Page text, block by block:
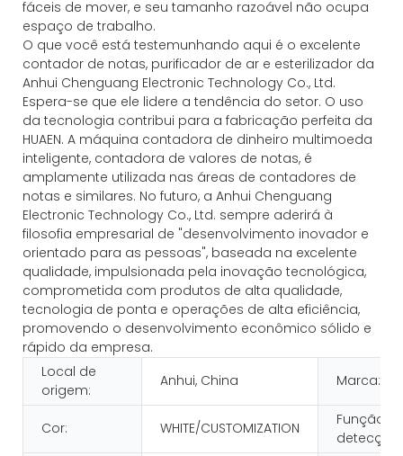
fáceis de mover, e seu tamanho razoável não ocupa
espaço de trabalho.
O que você está testemunhando aqui é o excelente
contador de notas, purificador de ar e esterilizador da
Anhui Chenguang Electronic Technology Co., Ltd.
Espera-se que ele lidere a tendência do setor. O uso
da tecnologia contribui para a fabricação perfeita da
HUAEN. A máquina contadora de dinheiro multimoeda
inteligente, contadora de valores de notas, é
amplamente utilizada nas áreas de contadores de
notas e similares. No futuro, a Anhui Chenguang
Electronic Technology Co., Ltd. sempre aderirá à
filosofia empresarial de "desenvolvimento inovador e
orientado para as pessoas", baseada na excelente
qualidade, impulsionada pela inovação tecnológica,
comprometida com produtos de alta qualidade,
tecnologia de ponta e operações de alta eficiência,
promovendo o desenvolvimento econômico sólido e
rápido da empresa.
Local de
origem:
Anhui, China Marca:
Cor: WHITE/CUSTOMIZATION
Função
detecção: